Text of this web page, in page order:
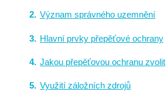
Význam správného uzemnění
Hlavní prvky přepěťové ochrany
Jakou přepěťovou ochranu zvolit
Využití záložních zdrojů